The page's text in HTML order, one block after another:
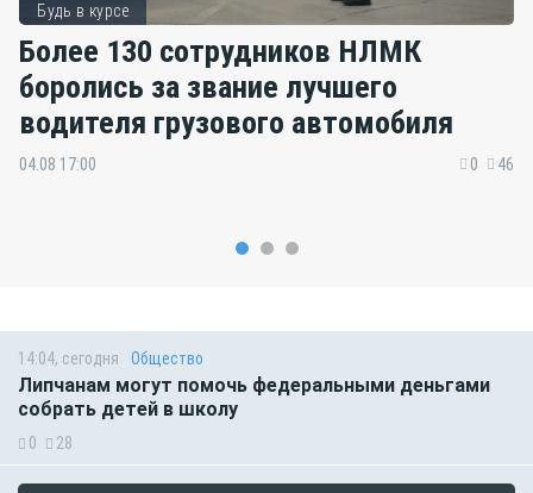
Будь в курсе
Более 130 сотрудников НЛМК
боролись за звание лучшего
водителя грузового автомобиля
04.08 17:00 0 46
14:04, сегодня Общество
Липчанам могут помочь федеральными деньгами
собрать детей в школу
0 28